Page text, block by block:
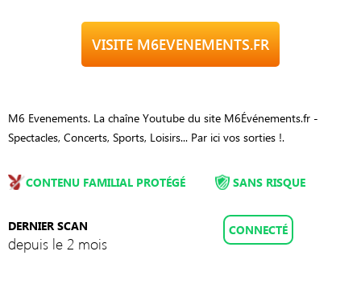
VISITE M6EVENEMENTS.FR
M6 Evenements. La chaîne Youtube du site M6Événements.fr -
Spectacles, Concerts, Sports, Loisirs... Par ici vos sorties !.
CONTENU FAMILIAL PROTÉGÉ
DERNIER SCAN
depuis le 2 mois
SANS RISQUE
CONNECTÉ